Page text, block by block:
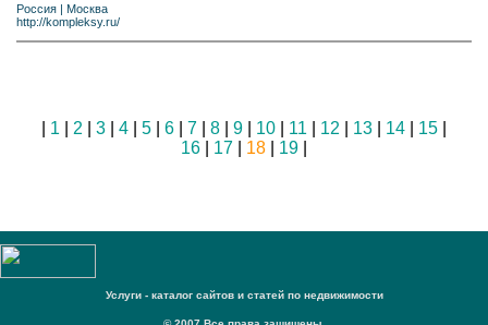
Россия | Москва
http://kompleksy.ru/
1 2 3 4 5 6 7 8 9 10 11 12 13 14 15
16
17 18 19
Услуги - каталог сайтов и статей по недвижимости